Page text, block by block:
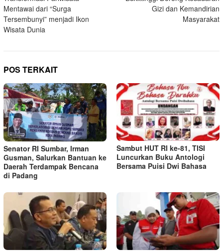
Mentawai dari “Surga
Tersembunyi” menjadi Ikon
Wisata Dunia
Gizi dan Kemandirian
Masyarakat
POS TERKAIT
Senator RI Sumbar, Irman
Gusman, Salurkan Bantuan ke
Daerah Terdampak Bencana
di Padang
Sambut HUT RI ke-81, TISI
Luncurkan Buku Antologi
Bersama Puisi Dwi Bahasa